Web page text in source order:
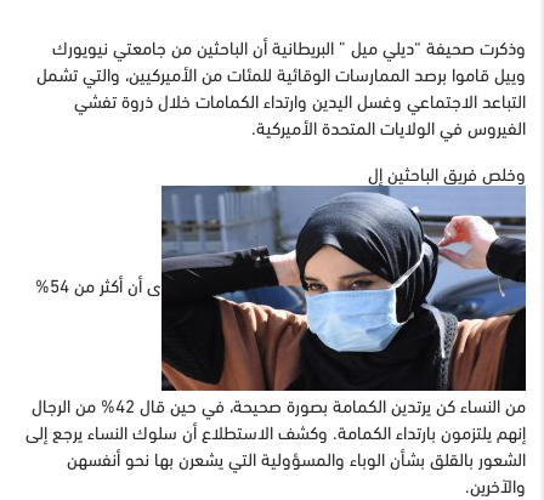
وذكرت صحيفة “ديلي ميل ” البريطانية أن الباحثين من جامعتي نيويورك
وييل قاموا برصد الممارسات الوقائية للمئات من الأميركيين، والتي تشمل
التباعد الاجتماعي وغسل اليدين وارتداء الكمامات خلال ذروة تفشي
الفيروس في الولايات المتحدة الأميركية.
وخلص فريق الباحثين إل
ى أن أكثر من 54%
من النساء كن يرتدين الكمامة بصورة صحيحة، في حين قال 42% من الرجال
إنهم يلتزمون بارتداء الكمامة. وكشف الاستطلاع أن سلوك النساء يرجع إلى
الشعور بالقلق بشأن الوباء والمسؤولية التي يشعرن بها نحو أنفسهن
والآخرين.